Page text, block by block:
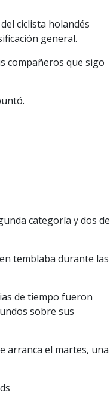
ciclista holandés
general.
compañeros que sigo
categoría y dos de
temblaba durante las
de tiempo fueron
sobre sus
arranca el martes, una